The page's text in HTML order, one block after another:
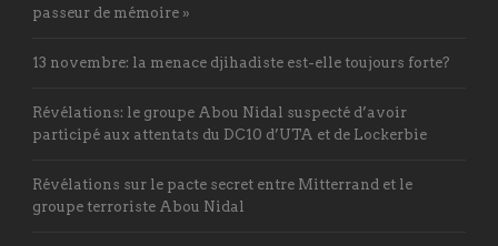
passeur de mémoire »
13 novembre: la menace djihadiste est-elle toujours forte?
Révélations: le groupe Abou Nidal suspecté d’avoir
participé aux attentats du DC10 d’UTA et de Lockerbie
Révélations sur le pacte secret entre Mitterrand et le
groupe terroriste Abou Nidal